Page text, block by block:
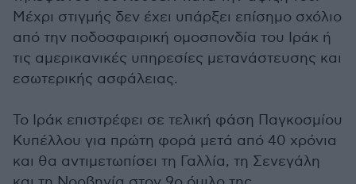
Μέχρι στιγμής δεν έχει υπάρξει επίσημο σχόλιο
από την ποδοσφαιρική ομοσπονδία του Ιράκ ή
τις αμερικανικές υπηρεσίες μετανάστευσης και
εσωτερικής ασφάλειας.
Το Ιράκ επιστρέφει σε τελική φάση Παγκοσμίου
Κυπέλλου για πρώτη φορά μετά από 40 χρόνια
και θα αντιμετωπίσει τη Γαλλία, τη Σενεγάλη